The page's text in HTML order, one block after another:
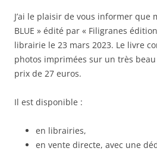
J’ai le plaisir de vous informer que
BLUE » édité par « Filigranes
librairie le 23 mars 2023. Le livre
photos imprimées sur un très
prix de 27 euros.
Il est disponible :
en librairies,
en vente directe, avec une